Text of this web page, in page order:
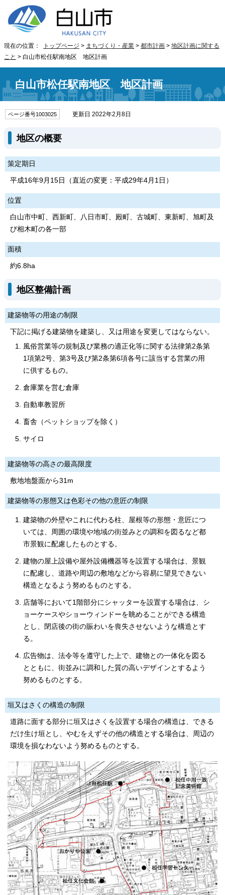
現在の位置： トップページ > まちづくり・産業 > 都市計画 > 地区計画に関する
こと > 白山市松任駅南地区 地区計画
白山市松任駅南地区 地区計画
ページ番号1003025 更新日 2022年2月8日
地区の概要
策定期日
平成16年9月15日（直近の変更：平成29年4月1日）
位置
白山市中町、西新町、八日市町、殿町、古城町、東新町、旭町及
び相木町の各一部
面積
約6.8ha
地区整備計画
建築物等の用途の制限
下記に掲げる建築物を建築し、又は用途を変更してはならない。
風俗営業等の規制及び業務の適正化等に関する法律第2条第
1項第2号、第3号及び第2条第6項各号に該当する営業の用
に供するもの。
倉庫業を営む倉庫
自動車教習所
畜舎（ペットショップを除く）
サイロ
建築物等の高さの最高限度
敷地地盤面から31m
建築物等の形態又は色彩その他の意匠の制限
建築物の外壁やこれに代わる柱、屋根等の形態・意匠につ
いては、周囲の環境や地域の街並みとの調和を図るなど都
市景観に配慮したものとする。
建物の屋上設備や屋外設備機器等を設置する場合は、景観
に配慮し、道路や周辺の敷地などから容易に望見できない
構造となるよう努めるものとする。
店舗等において1階部分にシャッターを設置する場合は、シ
ョーケースやショーウィンドーを眺めることができる構造
とし、閉店後の街の賑わいを喪失させないような構造とす
る。
広告物は、法令等を遵守した上で、建物との一体化を図る
とともに、街並みに調和した質の高いデザインとするよう
努めるものとする。
垣又はさくの構造の制限
道路に面する部分に垣又はさくを設置する場合の構造は、できる
だけ生け垣とし、やむをえずその他の構造とする場合は、周辺の
環境を損なわないよう努めるものとする。